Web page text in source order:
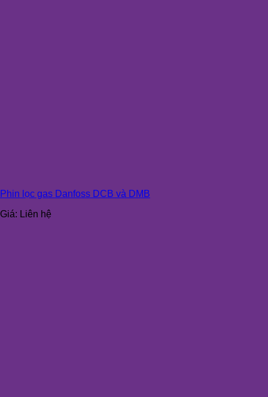
Phin lọc gas Danfoss DCB và DMB
Giá: Liên hệ